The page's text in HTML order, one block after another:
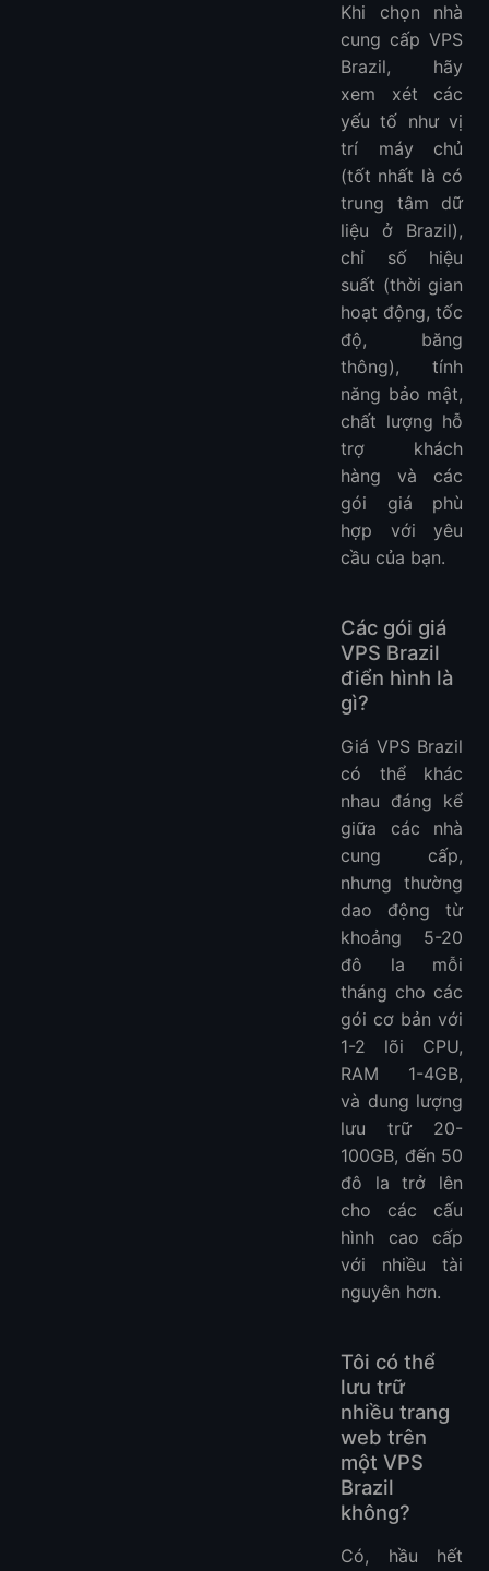
Khi chọn nhà
cung cấp VPS
Brazil, hãy
xem xét các
yếu tố như vị
trí máy chủ
(tốt nhất là có
trung tâm dữ
liệu ở Brazil),
chỉ số hiệu
suất (thời gian
hoạt động, tốc
độ, băng
thông), tính
năng bảo mật,
chất lượng hỗ
trợ khách
hàng và các
gói giá phù
hợp với yêu
cầu của bạn.
Các gói giá
VPS Brazil
điển hình là
gì?
Giá VPS Brazil
có thể khác
nhau đáng kể
giữa các nhà
cung cấp,
nhưng thường
dao động từ
khoảng 5-20
đô la mỗi
tháng cho các
gói cơ bản với
1-2 lõi CPU,
RAM 1-4GB,
và dung lượng
lưu trữ 20-
100GB, đến 50
đô la trở lên
cho các cấu
hình cao cấp
với nhiều tài
nguyên hơn.
Tôi có thể
lưu trữ
nhiều trang
web trên
một VPS
Brazil
không?
Có, hầu hết